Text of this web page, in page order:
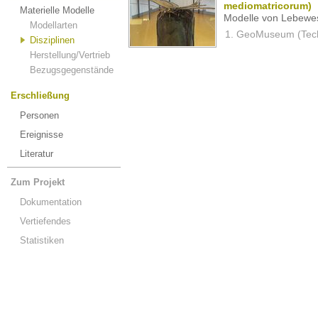
Materielle Modelle
Modellarten
Disziplinen
Herstellung/Vertrieb
Bezugsgegenstände
Erschließung
Personen
Ereignisse
Literatur
Zum Projekt
Dokumentation
Vertiefendes
Statistiken
mediomatricorum)
Modelle von
GeoMuseum